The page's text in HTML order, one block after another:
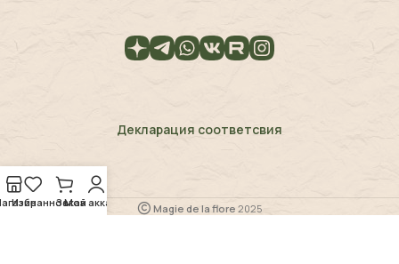
Декларация соответсвия
Magie de la flore 2025
ИзбранноеЗаказ
Мой аккаунт